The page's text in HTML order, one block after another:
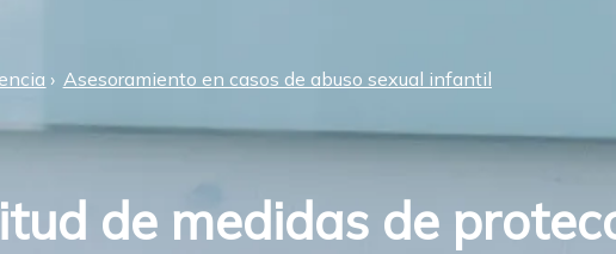
Asesoramiento en casos de abuso sexual infantil
de medidas de